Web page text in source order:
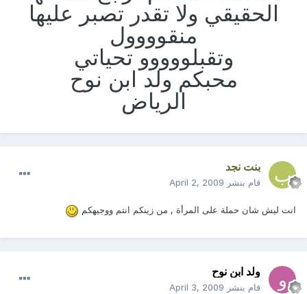
الحقيقي ولا تقدر تصبر عليها
منقوووول
وتقبلووووو تحياتي
محبكم ولد ابن نوح
الرياض
بنت نجد
قام بنشر April 2, 2009
انت ليش شان حملة على المرأة , من زينكم انتم ووجيهكم
ولد ابن نوح
قام بنشر April 3, 2009